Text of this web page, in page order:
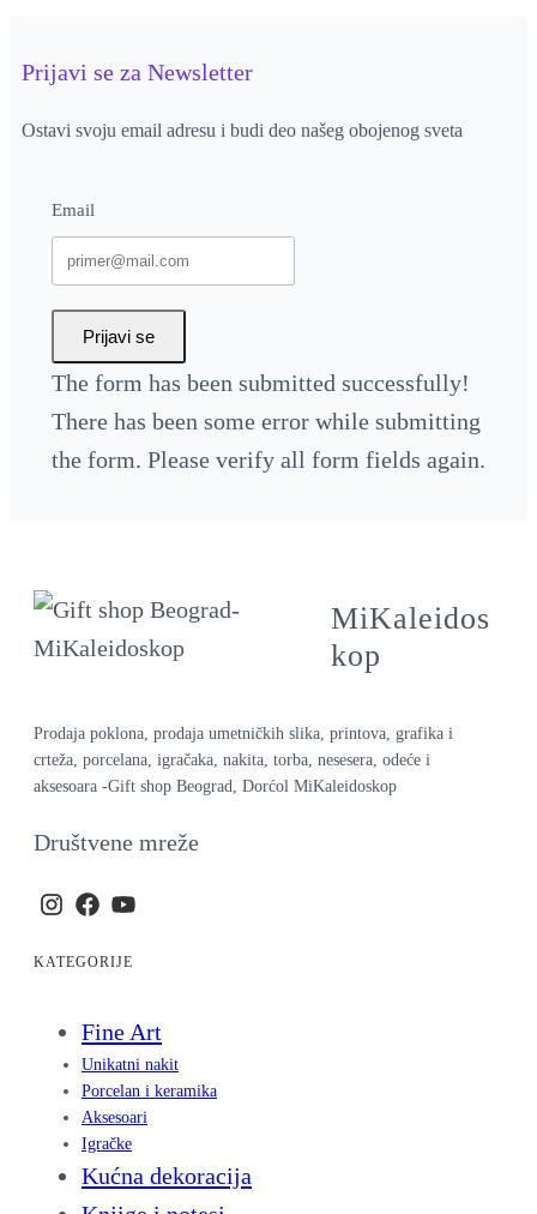
Prijavi se za Newsletter
Ostavi svoju email adresu i budi deo našeg obojenog sveta
Email
Prijavi se
The form has been submitted successfully!
There has been some error while submitting
the form. Please verify all form fields again.
MiKaleidos
kop
Prodaja poklona, prodaja umetničkih slika, printova, grafika i
crteža, porcelana, igračaka, nakita, torba, nesesera, odeće i
aksesoara -Gift shop Beograd, Dorćol MiKaleidoskop
Društvene mreže
KATEGORIJE
Fine Art
Unikatni nakit
Porcelan i keramika
Aksesoari
Igračke
Kućna dekoracija